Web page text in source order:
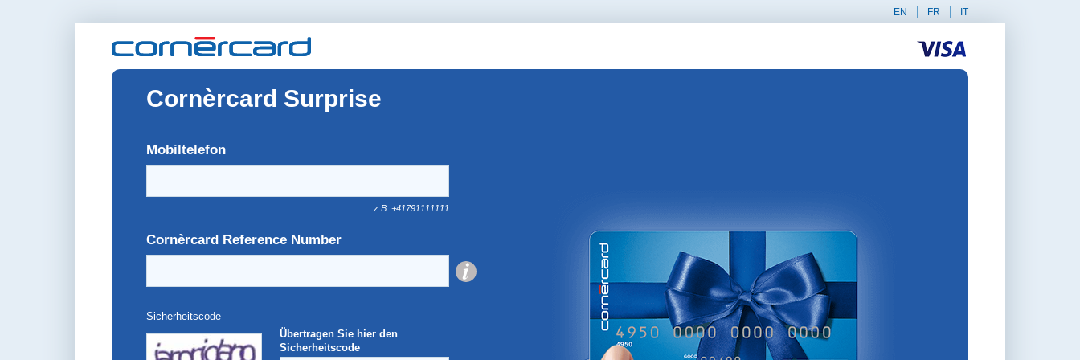
EN FR IT
Cornèrcard Surprise
Mobiltelefon
z.B. +41791111111
Cornèrcard Reference Number
Sicherheitscode
Übertragen Sie hier den
Sicherheitscode